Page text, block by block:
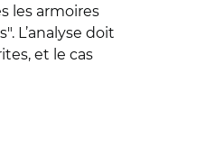
les armoires
L’analyse doit
et le cas